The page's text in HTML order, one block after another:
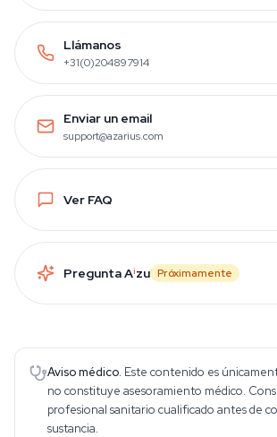
Llámanos
+31(0)204897914
Enviar un email
support@azarius.com
Ver FAQ
Pregunta Aizu Próximamente
Aviso médico. Este contenido es
no constituye asesoramiento médico.
profesional sanitario cualificado antes de
sustancia.